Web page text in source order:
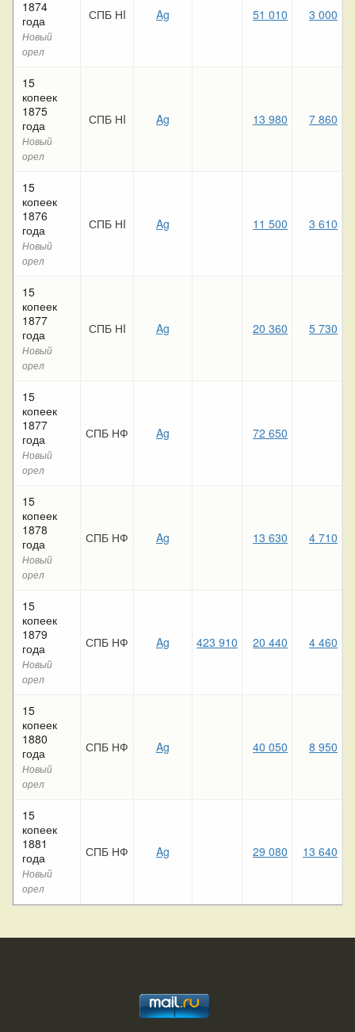
1874
года
Новый
орел
СПБ НI Ag 51 010 3 000
15
копеек
1875
года
Новый
орел
СПБ НI Ag 13 980 7 860
15
копеек
1876
года
Новый
орел
СПБ НI Ag 11 500 3 610
15
копеек
1877
года
Новый
орел
СПБ НI Ag 20 360 5 730
15
копеек
1877
года
Новый
орел
СПБ НФ Ag 72 650
15
копеек
1878
года
Новый
орел
СПБ НФ Ag 13 630 4 710
15
копеек
1879
года
Новый
орел
СПБ НФ Ag 423 910 20 440 4 460
15
копеек
1880
года
Новый
орел
СПБ НФ Ag 40 050 8 950
15
копеек
1881
года
Новый
орел
СПБ НФ Ag 29 080 13 640